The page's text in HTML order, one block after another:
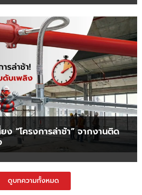
ง “โครงการล่าช้า” จากงานติด
ดูบทความทั้งหมด